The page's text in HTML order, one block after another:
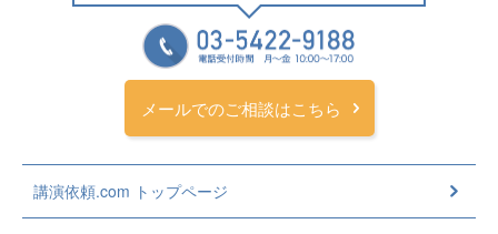
メールでのご相談はこちら
講演依頼.com トップページ